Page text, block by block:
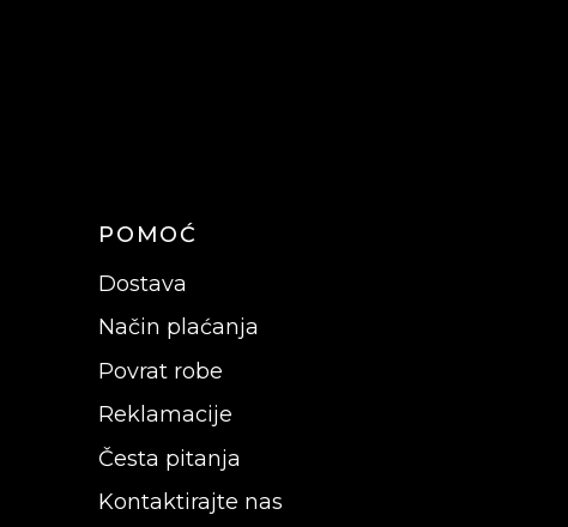
POMOĆ
Dostava
Način plaćanja
Povrat robe
Reklamacije
Česta pitanja
Kontaktirajte nas